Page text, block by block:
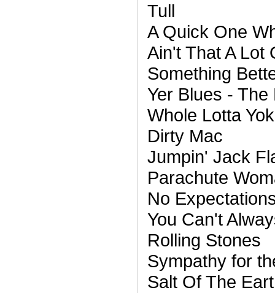
Tull
A Quick One
Ain't That A Lot
Something
Yer Blues - The
Whole Lotta
Dirty Mac
Jumpin' Jack
Parachute
No
You Can't
Rolling Stones
Sympathy for
Salt Of The